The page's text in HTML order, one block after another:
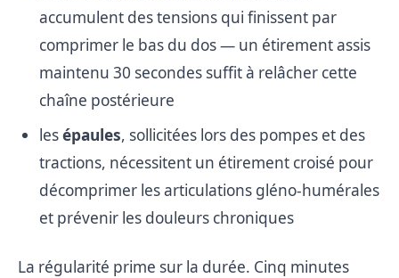
accumulent des tensions qui finissent par
comprimer le bas du dos — un étirement assis
maintenu 30 secondes suffit à relâcher cette
chaîne postérieure
lesépaules, sollicitées lors des pompes et des
tractions, nécessitent un étirement croisé pour
décomprimer les articulations gléno-humérales
et prévenir les douleurs chroniques
La régularité prime sur la durée. Cinq minutes